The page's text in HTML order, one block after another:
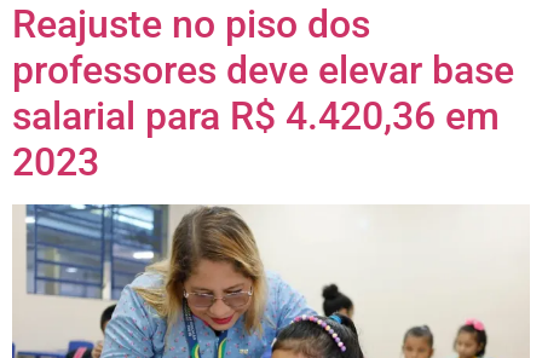
Reajuste no piso dos
professores deve elevar base
salarial para R$ 4.420,36 em
2023